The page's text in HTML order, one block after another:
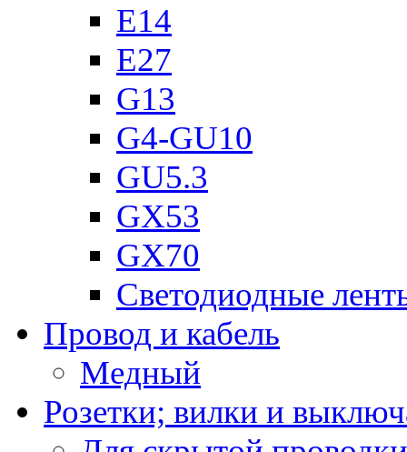
Е14
Е27
G13
G4-GU10
GU5.3
GX53
GX70
Светодиодные
Провод и кабель
Медный
Розетки; вилки и